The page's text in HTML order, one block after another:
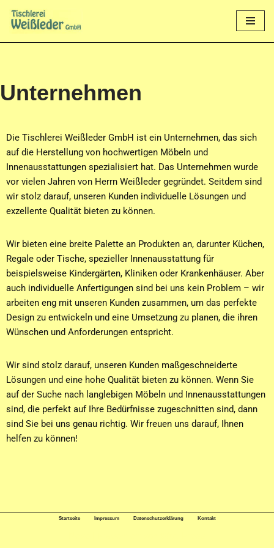
Zum
Unternehmen
Die Tischlerei Weißleder GmbH ist ein Unternehmen, das sich
auf die Herstellung von hochwertigen Möbeln und
Innenausstattungen spezialisiert hat. Das Unternehmen wurde
vor vielen Jahren von Herrn Weißleder gegründet. Seitdem sind
wir stolz darauf, unseren Kunden individuelle Lösungen und
exzellente Qualität bieten zu können.
Wir bieten eine breite Palette an Produkten an, darunter Küchen,
Regale oder Tische, spezieller Innenausstattung für
beispielsweise Kindergärten, Kliniken oder Krankenhäuser. Aber
auch individuelle Anfertigungen sind bei uns kein Problem – wir
arbeiten eng mit unseren Kunden zusammen, um das perfekte
Design zu entwickeln und eine Umsetzung zu planen, die ihren
Wünschen und Anforderungen entspricht.
Wir sind stolz darauf, unseren Kunden maßgeschneiderte
Lösungen und eine hohe Qualität bieten zu können. Wenn Sie
auf der Suche nach langlebigen Möbeln und Innenausstattungen
sind, die perfekt auf Ihre Bedürfnisse zugeschnitten sind, dann
sind Sie bei uns genau richtig. Wir freuen uns darauf, Ihnen
helfen zu können!
Startseite Impressum Datenschutzerklärung Kontakt